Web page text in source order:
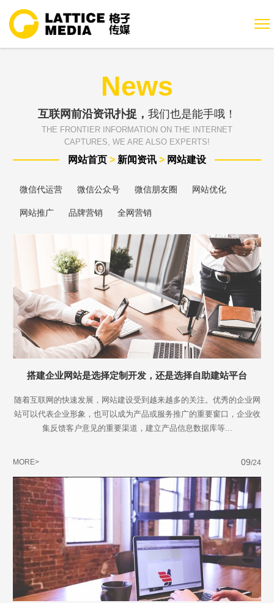
News
互联网前沿资讯扑捉， 我们也是能手哦！
THE FRONTIER INFORMATION ON THE INTERNET
CAPTURES, WE ARE ALSO EXPERTS!
网站首页 > 新闻资讯 > 网站建设
微信代运营 微信公众号 微信朋友圈 网站优化
网站推广 品牌营销 全网营销
搭建企业网站是选择定制开发，还是选择自助建站平台
随着互联网的快速发展，网站建设受到越来越多的关注。优秀的企业网
站可以代表企业形象，也可以成为产品或服务推广的重要窗口，企业收
集反馈客户意见的重要渠道，建立产品信息数据库等...
MORE> 09/24